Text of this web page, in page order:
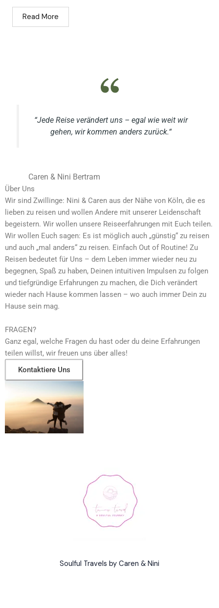
Read More
“Jede Reise verändert uns – egal wie weit wir
gehen, wir kommen anders zurück.“
Caren & Nini Bertram
Über Uns
Wir sind Zwillinge: Nini & Caren aus der Nähe von Köln, die es
lieben zu reisen und wollen Andere mit unserer Leidenschaft
begeistern. Wir wollen unsere Reiseerfahrungen mit Euch teilen.
Wir wollen Euch sagen: Es ist möglich auch „günstig“ zu reisen
und auch „mal anders“ zu reisen. Einfach Out of Routine! Zu
Reisen bedeutet für Uns – dem Leben immer wieder neu zu
begegnen, Spaß zu haben, Deinen intuitiven Impulsen zu folgen
und tiefgründige Erfahrungen zu machen, die Dich verändert
wieder nach Hause kommen lassen – wo auch immer Dein zu
Hause sein mag.
FRAGEN?
Ganz egal, welche Fragen du hast oder du deine Erfahrungen
teilen willst, wir freuen uns über alles!
Kontaktiere Uns
Soulful Travels by Caren & Nini